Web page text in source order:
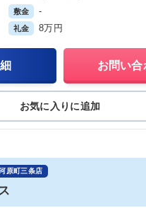
敷金 -
礼金 8万円
お問い合
お気に入りに追加
原町三条店